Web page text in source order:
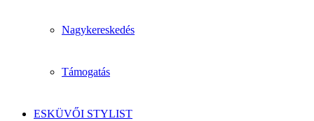
Nagykereskedés
Támogatás
ESKÜVŐI STYLIST